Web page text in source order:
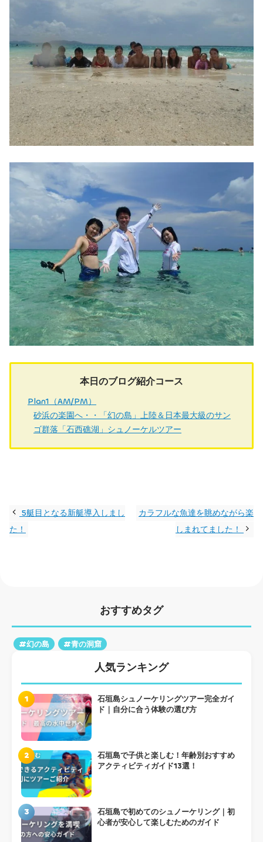
本日のブログ紹介コース
Plan1（AM/PM）
砂浜の楽園へ・・「幻の島」上陸＆日本最大級のサン
ゴ群落「石西礁湖」シュノーケルツアー
5艇目となる新艇導入しまし
た！
カラフルな魚達を眺めながら楽
しまれてました！
おすすめタグ
#幻の島 #青の洞窟
人気ランキング
1
石垣島シュノーケリングツアー完全ガイ
ド｜自分に合う体験の選び方
2
石垣島で子供と楽しむ！年齢別おすすめ
アクティビティガイド13選！
3
石垣島で初めてのシュノーケリング｜初
心者が安心して楽しむためのガイド